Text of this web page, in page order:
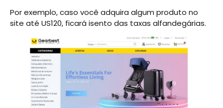
Por exemplo, caso você adquira algum produto no
site até US120, ficará isento das taxas alfandegárias.